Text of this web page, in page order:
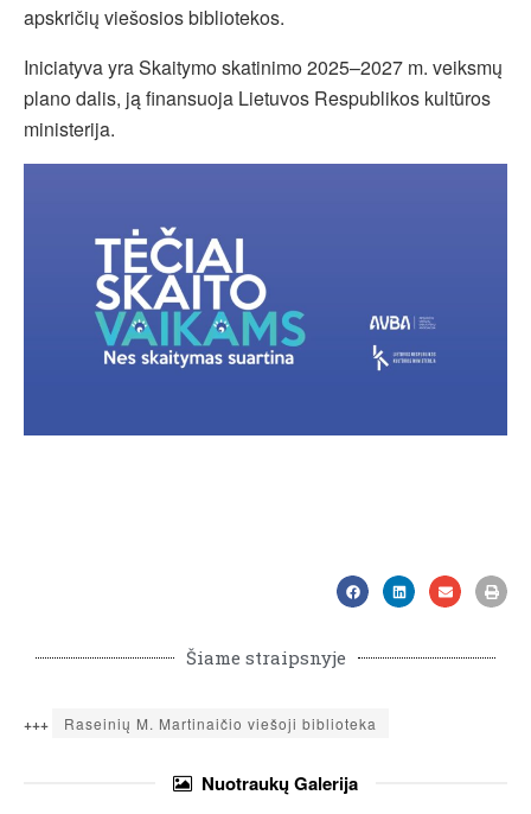
apskričių viešosios bibliotekos.
Iniciatyva yra Skaitymo skatinimo 2025–2027 m. veiksmų
plano dalis, ją finansuoja Lietuvos Respublikos kultūros
ministerija.
Šiame straipsnyje
+++ Raseinių M. Martinaičio viešoji biblioteka
NuotraukųGalerija